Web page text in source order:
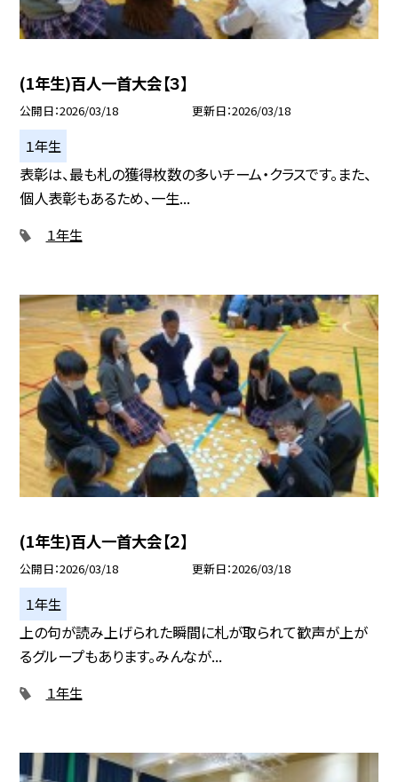
(1年生)百人一首大会【３】
公開日 2026/03/18 更新日 2026/03/18
１年生
表彰は、最も札の獲得枚数の多いチーム・クラスです。また、
個人表彰もあるため、一生...
１年生
(1年生)百人一首大会【２】
公開日 2026/03/18 更新日 2026/03/18
１年生
上の句が読み上げられた瞬間に札が取られて歓声が上が
るグループもあります。みんなが...
１年生